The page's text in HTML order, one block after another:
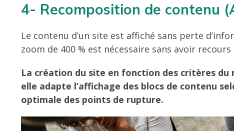
4- Recomposition de contenu
Le contenu d’un site est affiché sans perte
zoom de 400 % est nécessaire sans avoir
La création du site en fonction des critères du
elle adapte l’affichage des blocs de contenu
optimale des points de rupture.